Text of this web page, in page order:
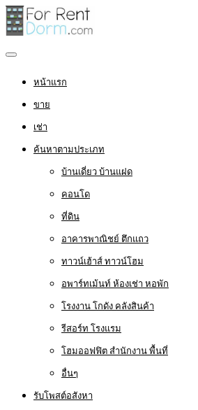
หน้าแรก
ขาย
เช่า
ค้นหาตามประเภท
บ้านเดี่ยว บ้านแฝด
คอนโด
ที่ดิน
อาคารพาณิชย์ ตึกแถว
ทาวน์เฮ้าส์ ทาวน์โฮม
อพาร์ทเม้นท์ ห้องเช่า หอพัก
โรงงาน โกดัง คลังสินค้า
รีสอร์ท โรงแรม
โฮมออฟฟิต สำนักงาน พื้นที่
อื่นๆ
รับโพสต์อสังหา